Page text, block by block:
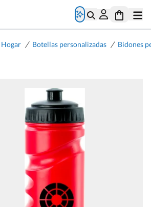
Hogar / Botellas personalizadas / Bidones